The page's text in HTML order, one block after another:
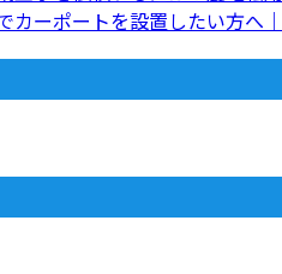
カーポートを設置したい方へ